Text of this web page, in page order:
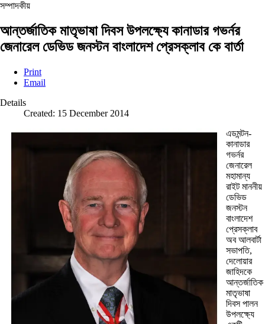
সম্পাদকীয়
আন্তর্জাতিক মাতৃভাষা দিবস উপলক্ষ্যে কানাডার গভর্নর
জেনারেল ডেভিড জনস্টন বাংলাদেশ প্রেসক্লাব কে বার্তা
Print
Email
Details
Created: 15 December 2014
এডমন্টন-
কানাডার
গভর্নর
জেনারেল
মহামান্য
রাইট মাননীয়
ডেভিড
জনস্টন
বাংলাদেশ
প্রেসক্লাব
অব আলবার্টা
সভাপতি,
দেলোয়ার
জাহিদকে
আন্তর্জাতিক
মাতৃভাষা
দিবস পালন
উপলক্ষ্যে